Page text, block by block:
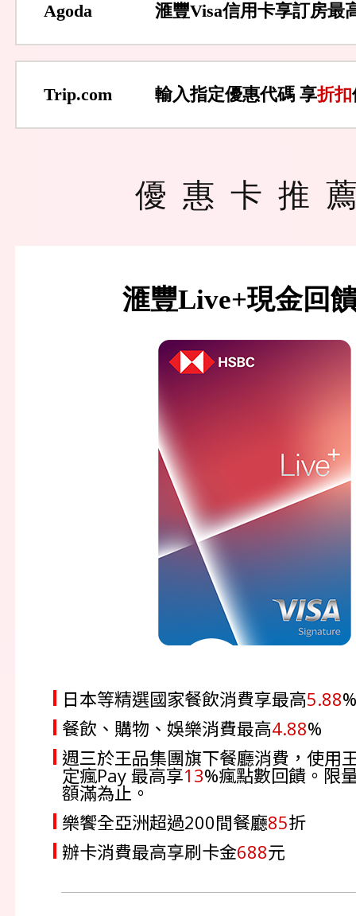
Agoda 滙豐Visa信用卡享訂房最
Trip.com 輸入指定優惠代碼 享折扣
優惠卡推
滙豐Live+現金回
日本等精選國家餐飲消費享最高5.88
餐飲、購物、娛樂消費最高4.88%
週三於王品集團旗下餐廳消費，使用
定瘋Pay 最高享13%瘋點數回饋。限
額滿為止。
樂饗全亞洲超過200間餐廳85折
辦卡消費最高享刷卡金688元